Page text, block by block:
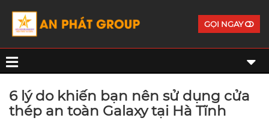
GỌI NGAY
6 lý do khiến bạn nên sử dụng cửa
thép an toàn Galaxy tại Hà Tĩnh